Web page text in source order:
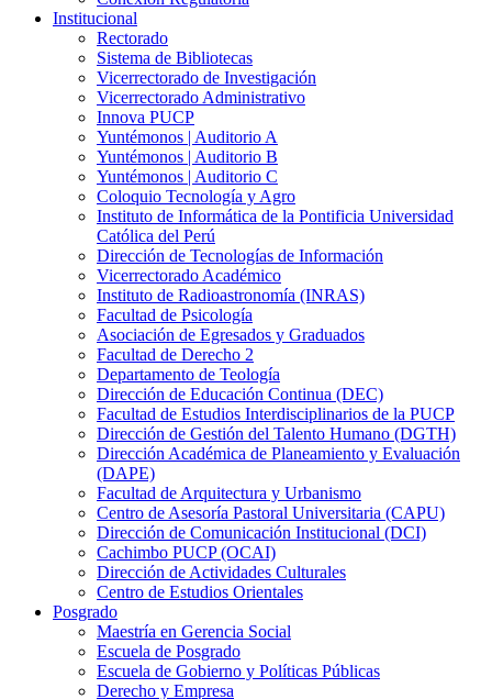
Institucional
Rectorado
Sistema de Bibliotecas
Vicerrectorado de Investigación
Vicerrectorado Administrativo
Innova PUCP
Yuntémonos | Auditorio A
Yuntémonos | Auditorio B
Yuntémonos | Auditorio C
Coloquio Tecnología y Agro
Instituto de Informática de la Pontificia Universidad
Católica del Perú
Dirección de Tecnologías de Información
Vicerrectorado Académico
Instituto de Radioastronomía (INRAS)
Facultad de Psicología
Asociación de Egresados y Graduados
Facultad de Derecho 2
Departamento de Teología
Dirección de Educación Continua (DEC)
Facultad de Estudios Interdisciplinarios de la PUCP
Dirección de Gestión del Talento Humano (DGTH)
Dirección Académica de Planeamiento y Evaluación
(DAPE)
Facultad de Arquitectura y Urbanismo
Centro de Asesoría Pastoral Universitaria (CAPU)
Dirección de Comunicación Institucional (DCI)
Cachimbo PUCP (OCAI)
Dirección de Actividades Culturales
Centro de Estudios Orientales
Posgrado
Maestría en Gerencia Social
Escuela de Posgrado
Escuela de Gobierno y Políticas Públicas
Derecho y Empresa